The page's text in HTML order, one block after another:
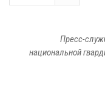
Пресс-
национальной